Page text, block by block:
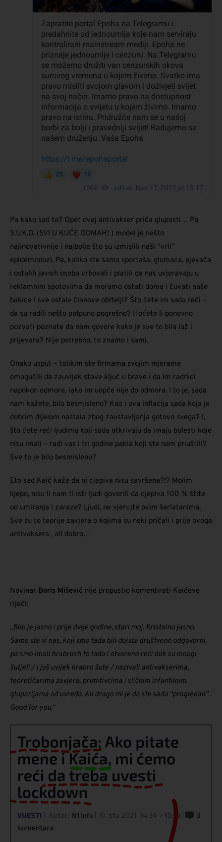
Pa kako sad to? Opet ovaj antivakser priča gluposti… Pa
S.U.K.O. (SVI U KUĆE ODMAH! ) model je nešto
najinovativnije i najbolje što su izmislili naši “vrli”
epidemiolozi. Pa, koliko ste samo sportaša, glumaca, pjevača
i ostalih javnih osoba vrbovali i platili da nas uvjeravaju u
reklamnim spotovima da moramo ostati doma i čuvati naše
bakice i sve ostale članove obitelji? Što ćete im sada reći –
da su radili nešto potpuno pogrešno? Hoćete li ponovno
pozvati poznate da nam govore kako je sve to bila laž i
prijevara? Nije potrebno, to znamo i sami.
Onako usput – tolikim ste firmama svojim mjerama
omogućili da zauvijek stave ključ u brave i da im radnici
napokon odmore, iako im uopće nije do odmora. I to je, sada
nam kažete, bilo besmisleno? Kao i ova inflacija sada koja je
dobrim dijelom nastala zbog zaustavljanja gotovo svega? I,
što ćete reći ljudima koji sada otkrivaju da imaju bolesti koje
nisu imali – radi vas i tri godine pakla koji ste nam priuštili?
Sve to je bilo besmisleno?
Eto sad Kaić kaže da ni cjepiva nisu savršena?!? Molim
lijepo, nisu li nam ti isti ljudi govorili da cjepiva 100 % štite
od umiranja i zaraze? Ljudi, ne vjerujte ovim šarlatanima.
Sve su to teorije zavjera o kojima su neki pričali i prije ovoga
antivaksera , ali dobro…
Novinar Boris Mišević nije propustio komentirati Kaićeve
riječi:
„Bilo je jasno i prije dvije godine, stari moj. Kristalno jasno.
Samo ste vi nas, koji smo tada bili doista društveno odgovorni,
pa smo imali hrabrosti to tada i otvoreno reći dok su mnogi
šutjeli / i još uvijek hrabro šute / nazivali antivakserima,
teoretičarima zavjera, primitivcima i sličnim infantilnim
gluparijama od uvreda. Ali drago mi je da ste sada “progledali” .
Good for you.“